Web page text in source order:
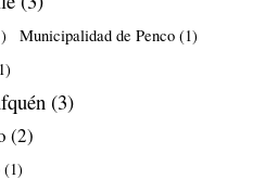
Municipalidad de Penco (1)
(3)
(2)
(1)